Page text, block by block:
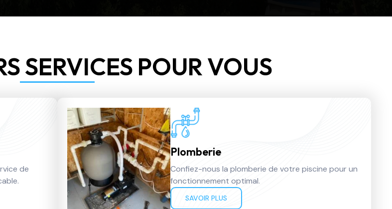
SERVICES POUR VOUS
de
Plomberie
Confiez-nous la plomberie de votre piscine pour un
fonctionnement optimal.
SAVOIR PLUS